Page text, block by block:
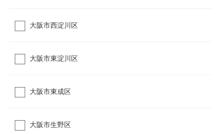
大阪市西淀川区
大阪市東淀川区
大阪市東成区
大阪市生野区